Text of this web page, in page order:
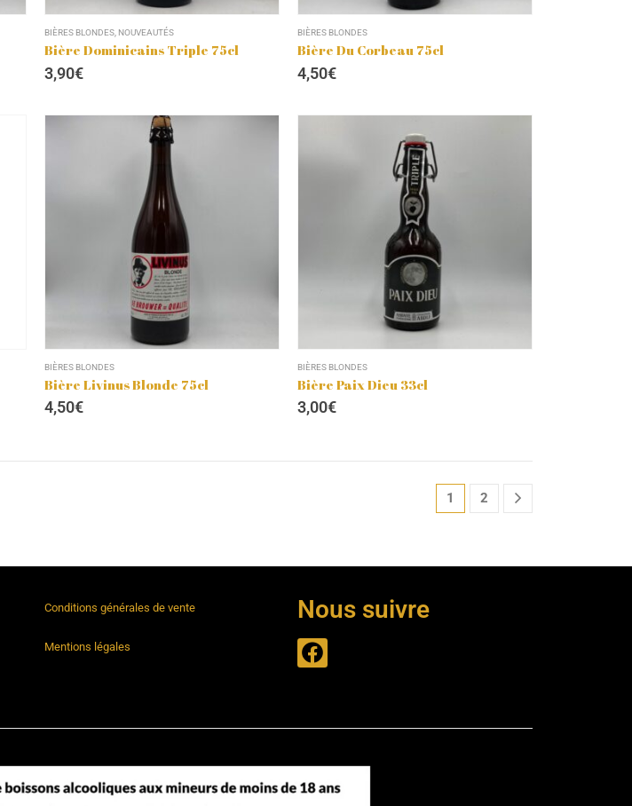
BIÈRES BLONDES, NOUVEAUTÉS
Bière Dominicains Triple 75cl
3,90€
BIÈRES BLONDES
Bière Du Corbeau 75cl
4,50€
BIÈRES BLONDES
Bière Livinus Blonde 75cl
4,50€
BIÈRES BLONDES
Bière Paix Dieu 33cl
3,00€
1 2
Conditions générales de vente
Mentions légales
Nous suivre